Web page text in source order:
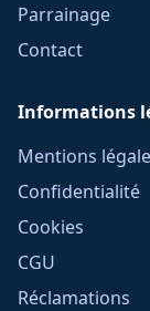
Parrainage
Contact
Informations
Mentions
Confidentialité
Cookies
CGU
Réclamations